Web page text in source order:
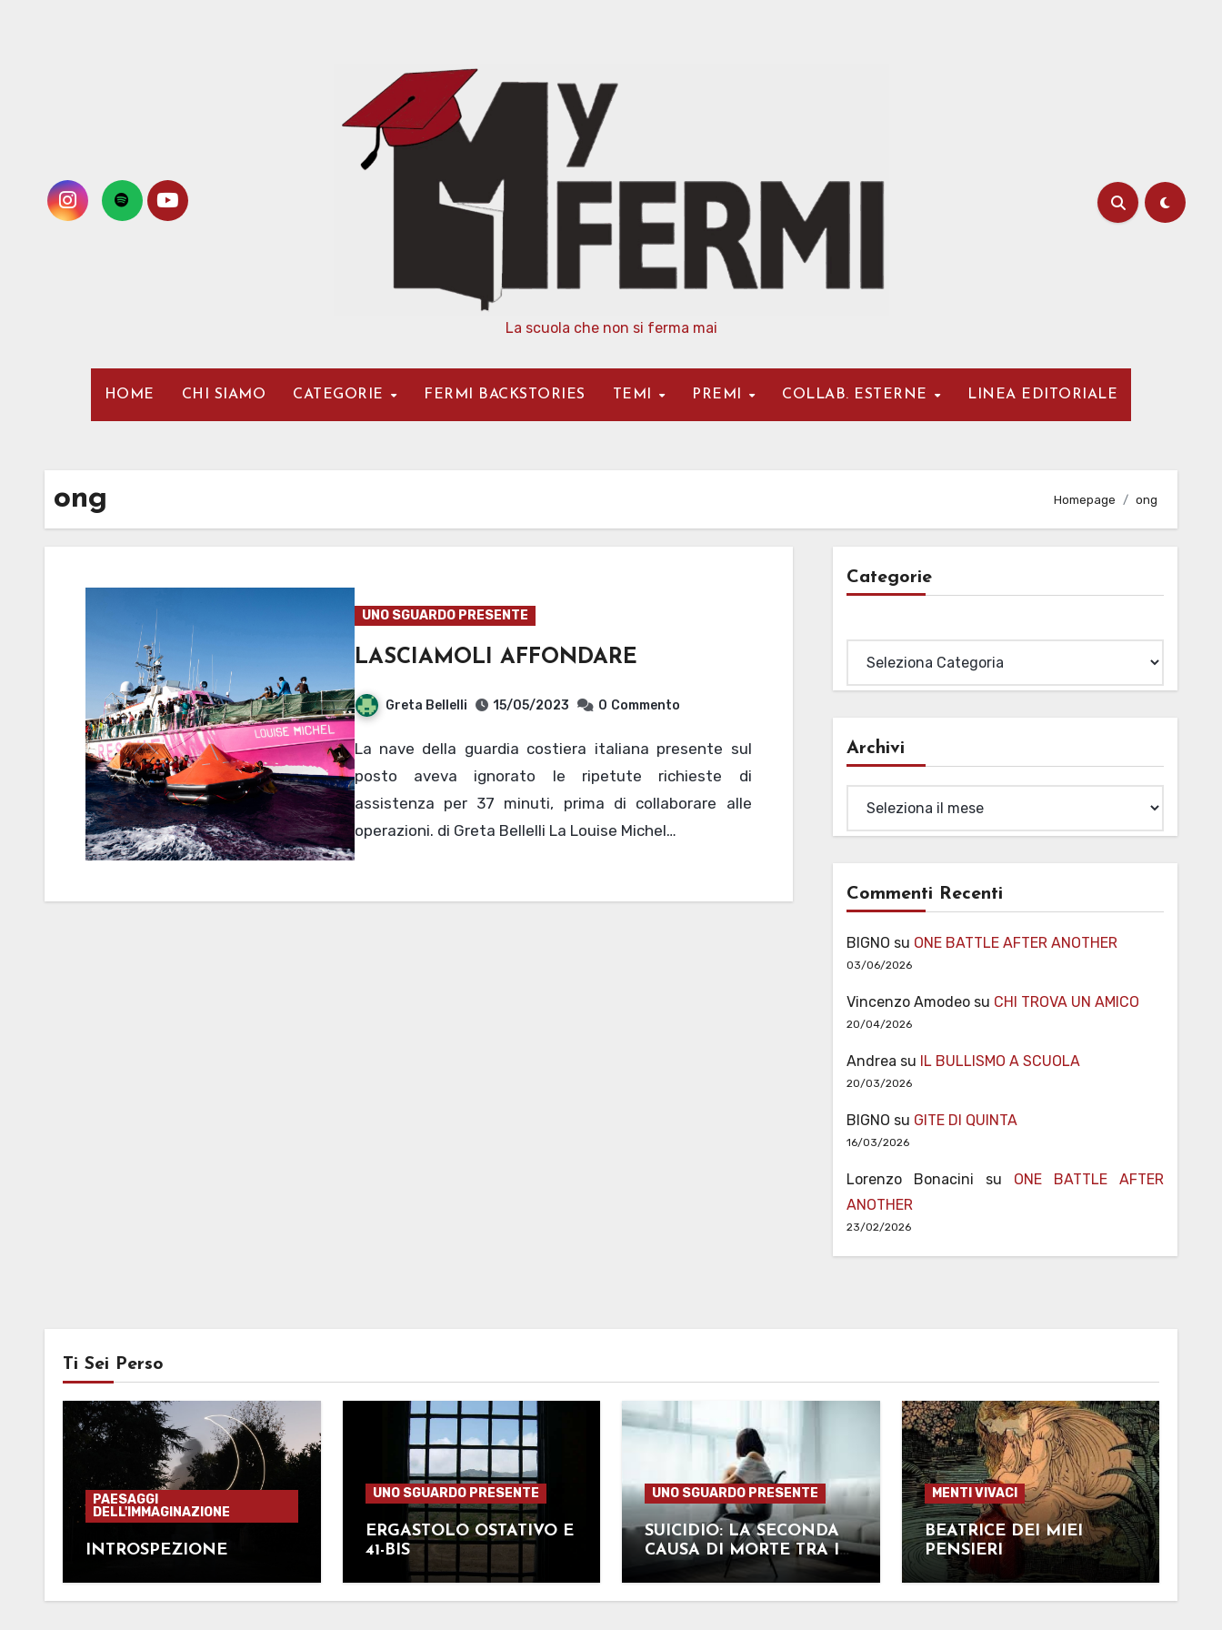
La scuola che non si ferma mai
HOME CHI SIAMO CATEGORIE FERMI BACKSTORIES TEMI PREMI COLLAB. ESTERNE LINEA EDITORIALE
ong Homepage ong
UNO SGUARDO PRESENTE
LASCIAMOLI AFFONDARE
Greta Bellelli 15/05/2023 0 Commento
La nave della guardia costiera italiana presente sul
posto aveva ignorato le ripetute richieste di
assistenza per 37 minuti, prima di collaborare alle
operazioni. di Greta Bellelli La Louise Michel…
Categorie
Archivi
Commenti Recenti
BIGNO su ONE BATTLE AFTER ANOTHER
03/06/2026
Vincenzo Amodeosu CHI TROVA UN AMICO
20/04/2026
Andrea su IL BULLISMO A SCUOLA
20/03/2026
BIGNO su GITE DI QUINTA
16/03/2026
Lorenzo Bonacini su ONE BATTLE AFTER
ANOTHER
23/02/2026
Ti Sei Perso
PAESAGGI
DELL'IMMAGINAZIONE
INTROSPEZIONE
UNO SGUARDO PRESENTE
ERGASTOLO OSTATIVO E
41-BIS
UNO SGUARDO PRESENTE
SUICIDIO: LA SECONDA
CAUSA DI MORTE TRA I
MENTI VIVACI
BEATRICE DEI MIEI
PENSIERI